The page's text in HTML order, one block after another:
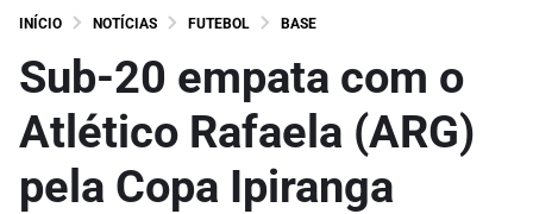
INÍCIO NOTÍCIAS FUTEBOL BASE
Sub-20 empata com o
Atlético Rafaela (ARG)
pela Copa Ipiranga